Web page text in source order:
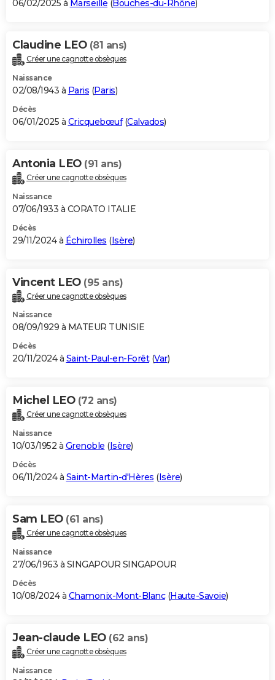
06/02/2025 à Marseille (Bouches-du-Rhône)
Claudine LEO (81 ans)
Créer une cagnotte obsèques
Naissance
02/08/1943 à Paris (Paris)
Décès
06/01/2025 à Cricquebœuf(Calvados)
Antonia LEO (91 ans)
Créer une cagnotte obsèques
Naissance
07/06/1933 à CORATO ITALIE
Décès
29/11/2024 à Échirolles (Isère)
Vincent LEO (95 ans)
Créer une cagnotte obsèques
Naissance
08/09/1929 à MATEUR TUNISIE
Décès
20/11/2024 à Saint-Paul-en-Forêt(Var)
Michel LEO (72 ans)
Créer une cagnotte obsèques
Naissance
10/03/1952 à Grenoble (Isère)
Décès
06/11/2024 à Saint-Martin-d'Hères (Isère)
Sam LEO (61 ans)
Créer une cagnotte obsèques
Naissance
27/06/1963 à SINGAPOUR SINGAPOUR
Décès
10/08/2024 à Chamonix-Mont-Blanc(Haute-Savoie)
Jean-claude LEO (62 ans)
Créer une cagnotte obsèques
Naissance